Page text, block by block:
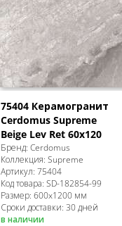
75404 Керамогранит
Cerdomus Supreme
Beige Lev Ret 60x120
Бренд: Cerdomus
Коллекция: Supreme
Артикул: 75404
Код товара: SD-182854-99
Размер: 600x1200 мм
Сроки доставки: 30 дней
в наличии